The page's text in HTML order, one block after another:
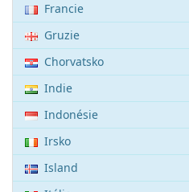
Francie
Gruzie
Chorvatsko
Indie
Indonésie
Irsko
Island